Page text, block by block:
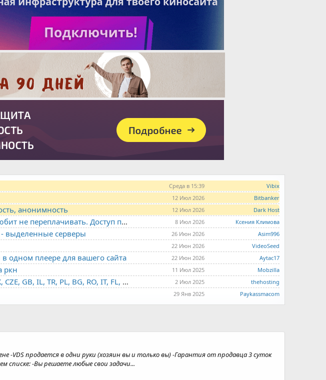
Среда в 15:39 Vibix
12 Июл 2026 Bitbanker
анонимность 12 Июл 2026
Dark Host
LITE.HOST - хостинг и серверы от 99 рублей для тех, кто любит не переплачивать. Доступ по SSH, поддержка PHP, GIT, COMPOSER, сертификаты Let's Encrypt 8 Июл 2026
Ксения Климова
- выделенные серверы 26 Июн 2026
Asim996
22 Июн 2026
VideoSeed
одном плеере для вашего сайта 22 Июн 2026
Aytac17
ркн 11 Июл 2025
Mobzilla
THE.HOSTING - VPS/VDS - MD, UA, USA, HK, LV, NL, CA, DE, SK, CZE, GB, IL, TR, PL, BG, RO, IT, FL, HU, PT. 2 Июл 2025
thehosting
29 Янв 2025 Paykassmacom
-VDS продается в одни руки (хозяин вы и только вы) -Гарантия от продавца 3 суток
списке: -Вы решаете любые свои задачи...